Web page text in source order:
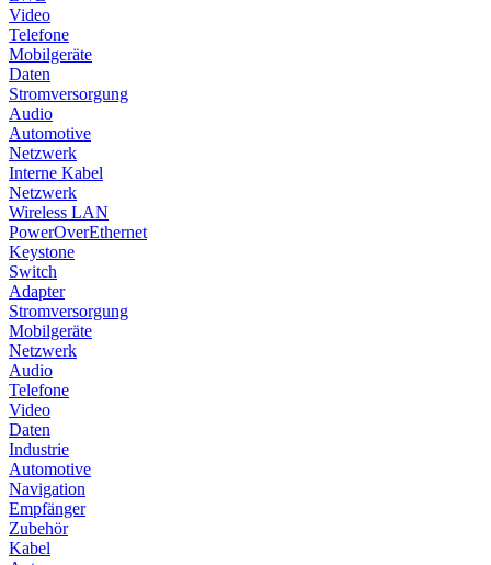
Video
Telefone
Mobilgeräte
Daten
Stromversorgung
Audio
Automotive
Netzwerk
Interne Kabel
Netzwerk
Wireless LAN
PowerOverEthernet
Keystone
Switch
Adapter
Stromversorgung
Mobilgeräte
Netzwerk
Audio
Telefone
Video
Daten
Industrie
Automotive
Navigation
Empfänger
Zubehör
Kabel